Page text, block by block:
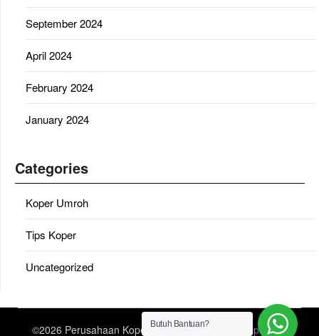
September 2024
April 2024
February 2024
January 2024
Categories
Koper Umroh
Tips Koper
Uncategorized
©2026 Perusahaan Koper Umroh| Design: Newspaperly
Butuh Bantuan?